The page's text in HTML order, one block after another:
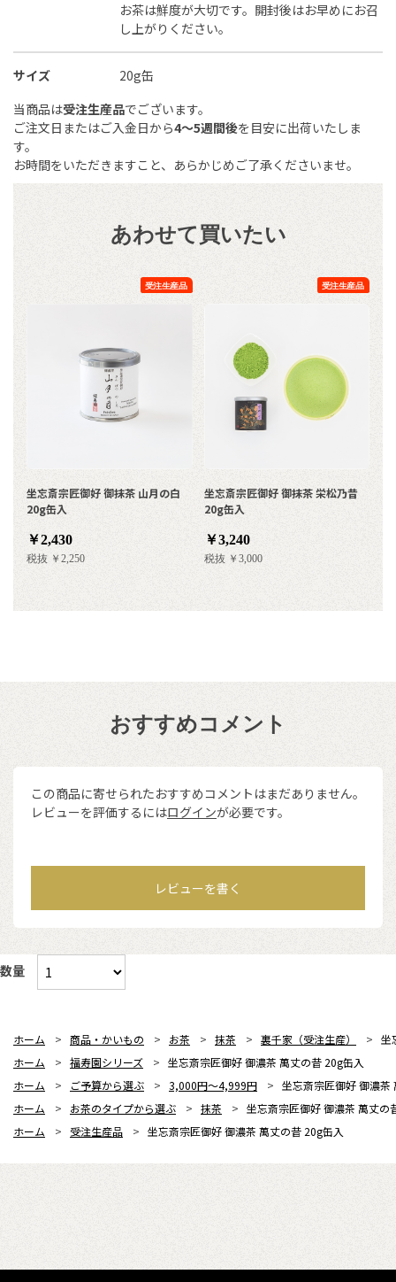
サイズ 20g缶
お茶は鮮度が大切です。開封後はお早めにお召
し上がりください。
あわせて買いたい
坐忘斎宗匠御好 御抹茶 山月の白
20g缶入
￥2,430
税抜 ￥2,250
坐忘斎宗匠御好 御抹茶 栄松乃昔
20g缶入
￥3,240
税抜 ￥3,000
当商品は受注生産品でございます。
ご注文日またはご入金日から4～5週間後を目安に出荷いたしま
す。
お時間をいただきますこと、あらかじめご了承くださいませ。
おすすめコメント
この商品に寄せられたおすすめコメントはまだありません。
レビューを評価するにはログインが必要です。
レビューを書く
数量
ホーム > 商品・かいもの > お茶 > 抹茶 > 裏千家（受注生産） > 坐
ホーム
> 福寿園シリーズ > 坐忘斎宗匠御好 御濃茶 萬丈の昔 20g缶入
ホーム
> ご予算から選ぶ > 3,000円～4,999円 > 坐忘斎宗匠御好 御濃茶
ホーム
> お茶のタイプから選ぶ > 抹茶 > 坐忘斎宗匠御好 御濃茶 萬丈の
ホーム
> 受注生産品 > 坐忘斎宗匠御好 御濃茶 萬丈の昔 20g缶入